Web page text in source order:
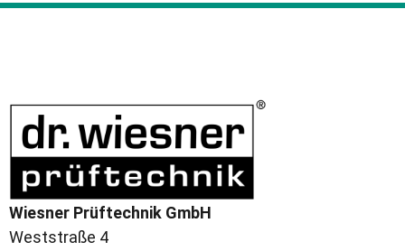
Wiesner Prüftechnik GmbH
Weststraße 4